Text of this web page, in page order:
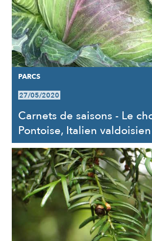
PARCS
27/05/2020
Carnets de saisons - Le
Pontoise, Italien valdoisien